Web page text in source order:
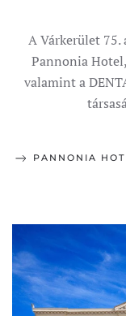
A Várkerület
Pannonia
valamint a
PANNONIA